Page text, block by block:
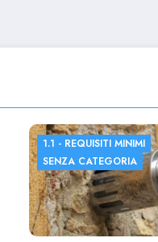
1.1 - REQUISITI MINIMI
SENZA CATEGORIA